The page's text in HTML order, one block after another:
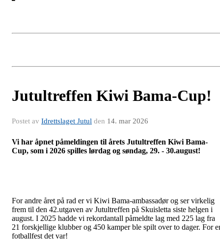
Jutultreffen Kiwi Bama-Cup!
Postet av Idrettslaget Jutul den 14. mar 2026
Vi har åpnet påmeldingen til årets Jutultreffen Kiwi Bama-
Cup, som i 2026 spilles lørdag og søndag, 29. - 30.august!
For andre året på rad er vi Kiwi Bama-ambassadør og ser virkelig
frem til den 42.utgaven av Jutultreffen på Skuisletta siste helgen i
august. I 2025 hadde vi rekordantall påmeldte lag med 225 lag fra
21 forskjellige klubber og 450 kamper ble spilt over to dager. For
fotballfest det var!